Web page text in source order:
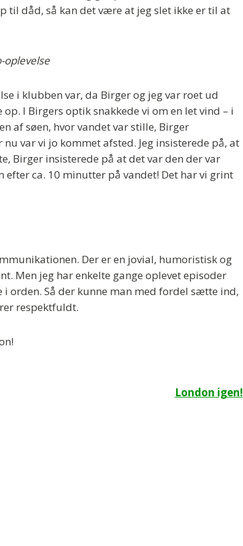
til dåd, så kan det være at jeg slet ikke er til at
i klubben var, da Birger og jeg var roet ud
I Birgers optik snakkede vi om en let vind – i
af søen, hvor vandet var stille, Birger
var vi jo kommet afsted. Jeg insisterede på, at
Birger insisterede på at det var den der var
ca. 10 minutter på vandet! Det har vi grint
Der er en jovial, humoristisk og
Men jeg har enkelte gange oplevet episoder
orden. Så der kunne man med fordel sætte ind,
respektfuldt.
London igen!